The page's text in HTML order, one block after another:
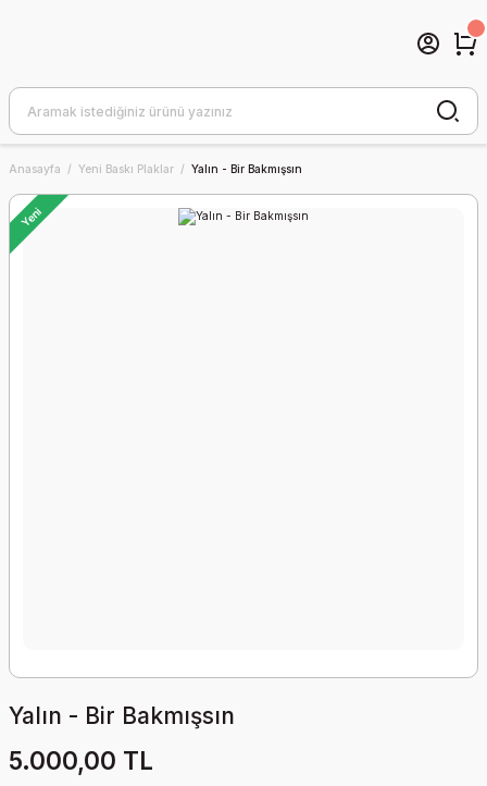
Anasayfa Yeni Baskı Plaklar Yalın - Bir Bakmışsın
Yeni
Yalın - Bir Bakmışsın
5.000,00 TL